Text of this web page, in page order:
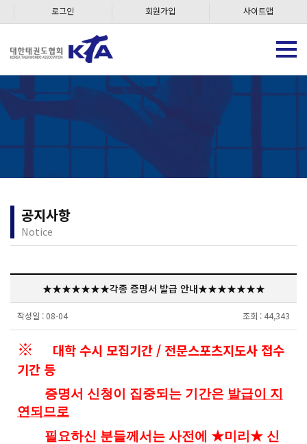
로그인 회원가입 사이트맵
공지사항
Notice
★★★★★★★각종 증명서 발급 안내★★★★★★★
작성일 : 08-04 조회 : 44,343
※
대학 수시 모집기간 / 전문스포츠지도사 접수
기간 등
증명서 신청이 집중되는 기간은 발급이 지
연되므로
필요하신 분들께서는 사전에 ★미리​★ 신